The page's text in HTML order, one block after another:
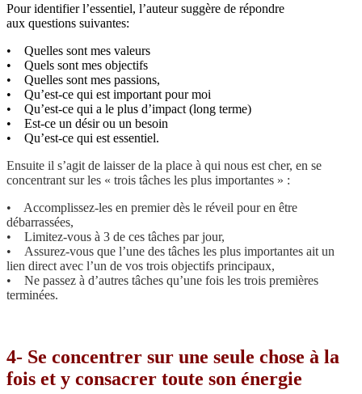
Pour identifier l’essentiel, l’auteur suggère de répondre
aux questions suivantes:
• Quelles sont mes valeurs
• Quels sont mes objectifs
• Quelles sont mes passions,
• Qu’est-ce qui est important pour moi
• Qu’est-ce qui a le plus d’impact (long terme)
• Est-ce un désir ou un besoin
• Qu’est-ce qui est essentiel.
Ensuite il s’agit de laisser de la place à qui nous est cher, en se
concentrant sur les « trois tâches les plus importantes » :
• Accomplissez-les en premier dès le réveil pour en être
débarrassées,
• Limitez-vous à 3 de ces tâches par jour,
• Assurez-vous que l’une des tâches les plus importantes ait un
lien direct avec l’un de vos trois objectifs principaux,
• Ne passez à d’autres tâches qu’une fois les trois premières
terminées.
4- Se concentrer sur une seule chose à la
fois et y consacrer toute son énergie